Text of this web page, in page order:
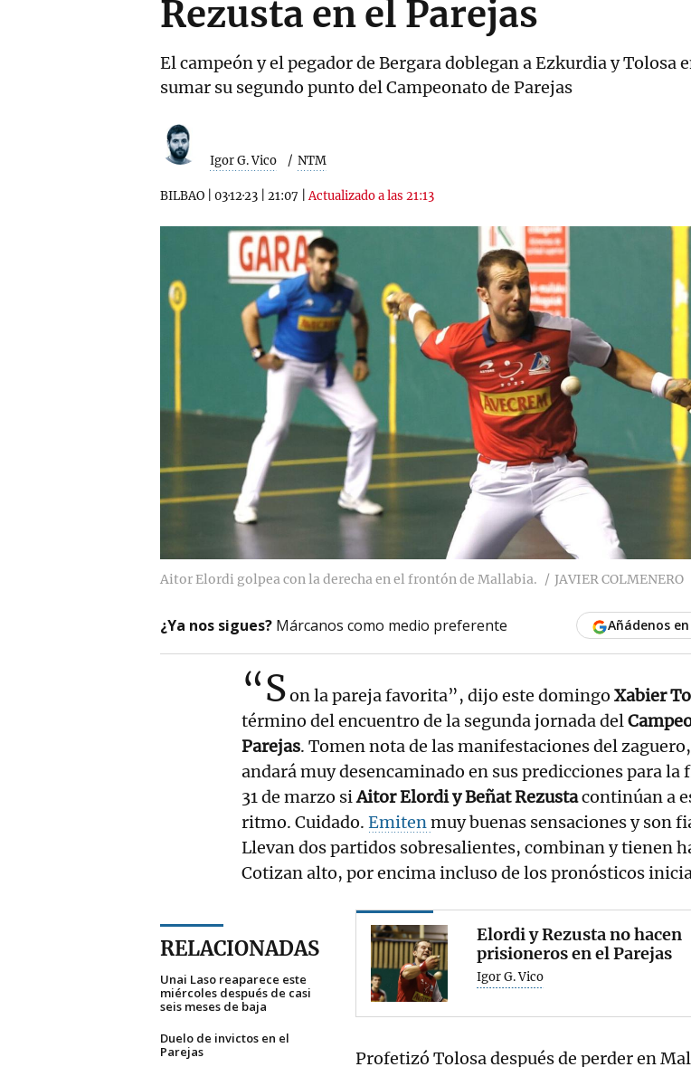
Rezusta en el Parejas
El campeón y el pegador de Bergara doblegan a Ezkurdia y
sumar su segundo punto del Campeonato de Parejas
Igor G. Vico NTM
BILBAO 03·12·23 21:07 |Actualizado a las 21:13
Aitor Elordi golpea con la derecha en el frontón de Mallabia. JAVIER COLMENERO
¿Ya nos sigues? Márcanos como medio preferente Añádenos
“Son la pareja favorita”, dijo este domingo Xabier
término del encuentro de la segunda jornada del
Parejas. Tomen nota de las manifestaciones del
andará muy desencaminado en sus predicciones para la
31 de marzo siAitor Elordi y Beñat Rezustacontinúan a
ritmo. Cuidado. Emitenmuy buenas sensaciones y son
Llevan dos partidos sobresalientes, combinan y tienen
Cotizan alto, por encima incluso de los pronósticos
RELACIONADAS
Unai Laso reaparece este
miércoles después de casi
seis meses de baja
Duelo de invictos en el
Parejas
Elordi y Rezusta no hacen
prisioneros en el Parejas
Igor G. Vico
Profetizó Tolosa después de perder en